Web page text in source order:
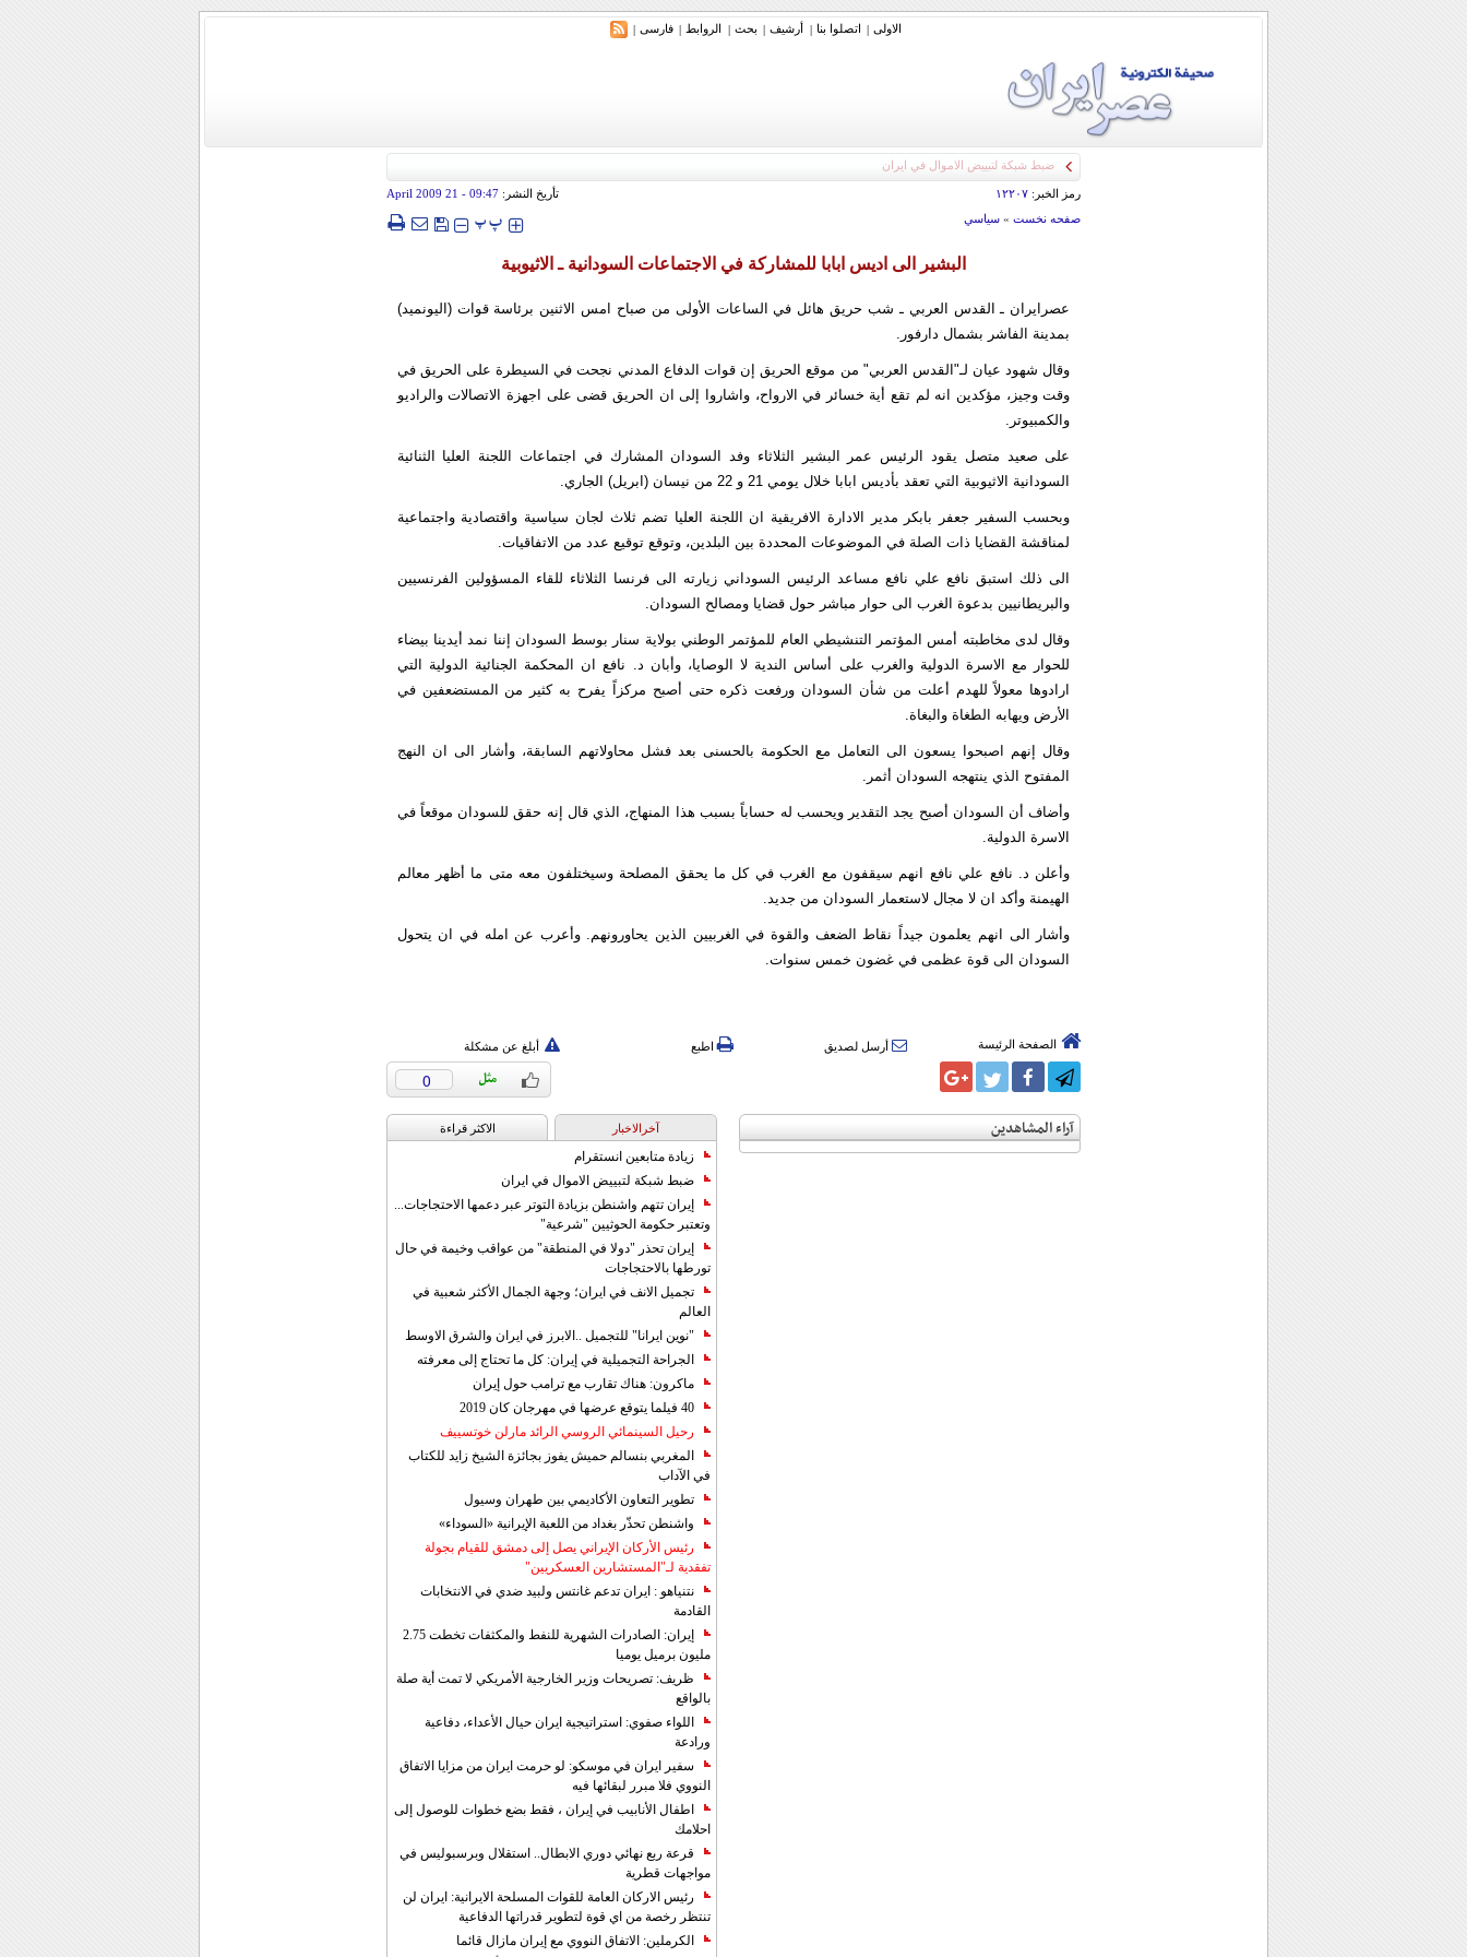
الاولی | اتصلوا بنا | أرشیف | بحث | الروابط | فارسی |
رمز الخبر: ۱۲۲۰۷ تأريخ النشر:09:47
- 21 April 2009
صفحه نخست» سياسي ‍‍‍ پپ
البشير الى اديس ابابا للمشاركة في الاجتماعات السودانية ـ الاثيوبية
عصرایران ـ القدس العربي ـ شب حريق هائل في الساعات الأولى من صباح امس الاثنين برئاسة قوات (اليونميد)
بمدينة الفاشر بشمال دارفور.
وقال شهود عيان لـ"القدس العربي" من موقع الحريق إن قوات الدفاع المدني نجحت في السيطرة على الحريق في
وقت وجيز، مؤكدين انه لم تقع أية خسائر في الارواح، واشاروا إلى ان الحريق قضى على اجهزة الاتصالات والراديو
والكمبيوتر.
على صعيد متصل يقود الرئيس عمر البشير الثلاثاء وفد السودان المشارك في اجتماعات اللجنة العليا الثنائية
السودانية الاثيوبية التي تعقد بأديس ابابا خلال يومي 21 و 22 من نيسان (ابريل) الجاري.
وبحسب السفير جعفر بابكر مدير الادارة الافريقية ان اللجنة العليا تضم ثلاث لجان سياسية واقتصادية واجتماعية
لمناقشة القضايا ذات الصلة في الموضوعات المحددة بين البلدين، وتوقع توقيع عدد من الاتفاقيات.
الى ذلك استبق نافع علي نافع مساعد الرئيس السوداني زيارته الى فرنسا الثلاثاء للقاء المسؤولين الفرنسيين
والبريطانيين بدعوة الغرب الى حوار مباشر حول قضايا ومصالح السودان.
وقال لدى مخاطبته أمس المؤتمر التنشيطي العام للمؤتمر الوطني بولاية سنار بوسط السودان إننا نمد أيدينا بيضاء
للحوار مع الاسرة الدولية والغرب على أساس الندية لا الوصايا، وأبان د. نافع ان المحكمة الجنائية الدولية التي
ارادوها معولاً للهدم أعلت من شأن السودان ورفعت ذكره حتى أصبح مركزاً يفرح به كثير من المستضعفين في
الأرض ويهابه الطغاة والبغاة.
وقال إنهم اصبحوا يسعون الى التعامل مع الحكومة بالحسنى بعد فشل محاولاتهم السابقة، وأشار الى ان النهج
المفتوح الذي ينتهجه السودان أثمر.
وأضاف أن السودان أصبح يجد التقدير ويحسب له حساباً بسبب هذا المنهاج، الذي قال إنه حقق للسودان موقعاً في
الاسرة الدولية.
وأعلن د. نافع علي نافع انهم سيقفون مع الغرب في كل ما يحقق المصلحة وسيختلفون معه متى ما أظهر معالم
الهيمنة وأكد ان لا مجال لاستعمار السودان من جديد.
وأشار الى انهم يعلمون جيداً نقاط الضعف والقوة في الغربيين الذين يحاورونهم. وأعرب عن امله في ان يتحول
السودان الى قوة عظمى في غضون خمس سنوات.
الصفحة الرئيسة أرسل لصديق اطبع أبلغ عن مشكلة
0
آراء المشاهدين آخرالاخبار الاکثر قراءة
زيادة متابعين انستقرام
ضبط شبكة لتبييض الاموال في ايران
إيران تتهم واشنطن بزيادة التوتر عبر دعمها الاحتجاجات...
وتعتبر حكومة الحوثيين "شرعية"
إيران تحذر "دولا في المنطقة" من عواقب وخيمة في حال
تورطها بالاحتجاجات
تجميل الانف في ايران؛ وجهة الجمال الأكثر شعبية في
العالم
"نوين ايرانا" للتجميل ..الابرز في ايران والشرق الاوسط
الجراحة التجميلية في إيران: كل ما تحتاج إلى معرفته
ماكرون: هناك تقارب مع ترامب حول إيران
40 فيلما يتوقع عرضها في مهرجان كان 2019
رحيل السينمائي الروسي الرائد مارلن خوتسييف
المغربي بنسالم حميش يفوز بجائزة الشيخ زايد للكتاب
في الآداب
تطوير التعاون الأكاديمي بين طهران وسيول
واشنطن تحذّر بغداد من اللعبة الإيرانية «السوداء»
رئيس الأركان الإيراني يصل إلى دمشق للقيام بجولة
تفقدية لـ"المستشارين العسكريين"
نتنياهو : ايران تدعم غانتس ولبيد ضدي في الانتخابات
القادمة
إيران: الصادرات الشهریة للنفط والمكثفات تخطت 2.75
مليون برميل يوميا
ظريف: تصريحات وزير الخارجية الأمريكي لا تمت أية صلة
بالواقع
اللواء صفوي: استراتيجية ايران حيال الأعداء، دفاعية
ورادعة
سفير ايران في موسكو: لو حرمت ايران من مزايا الاتفاق
النووي فلا مبرر لبقائها فيه
اطفال الأنابيب في إيران ، فقط بضع خطوات للوصول إلى
احلامك
قرعة ربع نهائي دوري الابطال.. استقلال وبرسبوليس في
مواجهات قطرية
رئيس الاركان العامة للقوات المسلحة الايرانية: ايران لن
تنتظر رخصة من اي قوة لتطوير قدراتها الدفاعية
الكرملين: الاتفاق النووي مع إيران مازال قائما